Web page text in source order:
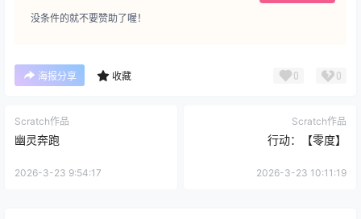
没条件的就不要赞助了喔！
海报分享 收藏 0 0
Scratch作品
幽灵奔跑
2026-3-23 9:54:17
Scratch作品
行动：【零度】
2026-3-23 10:11:19